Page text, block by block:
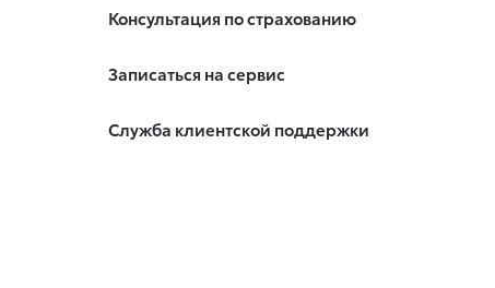
Консультация по страхованию
Записаться на сервис
Служба клиентской поддержки